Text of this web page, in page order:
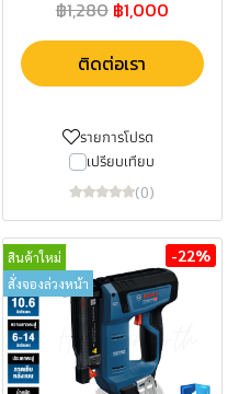
฿1,280 ฿1,000
ติดต่อเรา
รายการโปรด
เปรียบเทียบ
(0)
สินค้าใหม่
สั่งจองล่วงหน้า
-22%